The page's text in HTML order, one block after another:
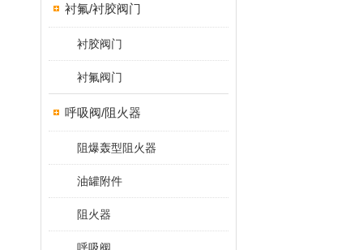
衬氟/衬胶阀门
衬胶阀门
衬氟阀门
呼吸阀/阻火器
阻爆轰型阻火器
油罐附件
阻火器